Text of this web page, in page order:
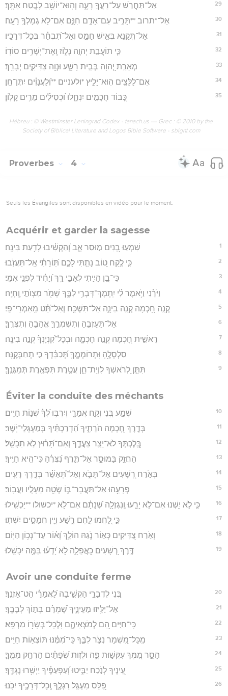
29 אַל־תַּחֲרֹ֣שׁ עַל־רֵעֲךָ֣ רָעָ֑ה וְהֽוּא־יוֹשֵׁ֖ב לָבֶ֣טַח אִתָּֽךְ׃
30 אַל־*תרוב **תָּרִ֣יב עִם־אָדָ֣ם חִנָּ֑ם אִם־לֹ֖א גְמָלְךָ֣ רָעָֽה׃
31 אַל־תְּ֭קַנֵּא בְּאִ֣ישׁ חָמָ֑ס וְאַל־תִּ֝בְחַ֗ר בְּכָל־דְּרָכָֽיו׃
32 כִּ֤י תוֹעֲבַ֣ת יְהוָ֣ה נָל֑וֹז וְֽאֶת־יְשָׁרִ֥ים סוֹדֽוֹ׃
33 מְאֵרַ֣ת יְ֭הוָה בְּבֵ֣ית רָשָׁ֑ע וּנְוֵ֖ה צַדִּיקִ֣ים יְבָרֵֽךְ׃
34 אִם־לַלֵּצִ֥ים הֽוּא־יָלִ֑יץ *ולעניים **וְ֝לַעֲנָוִ֗ים יִתֶּן־חֵֽן׃
35 כָּ֭בוֹד חֲכָמִ֣ים יִנְחָ֑לוּ וּ֝כְסִילִ֗ים מֵרִ֥ים קָלֽוֹן׃
Hébreu : © Westminster Leningrad Codex - tanach.us --- Grec : © 2010 by the
Society of Biblical Literature and Logos Bible Software - sblgnt.com
Proverbes 4
Seuls les Évangiles sont disponibles en vidéo pour le moment.
Acquérir et garder la sagesse
1 שִׁמְע֣וּ בָ֭נִים מ֣וּסַר אָ֑ב וְ֝הַקְשִׁ֗יבוּ לָדַ֥עַת בִּינָֽה׃
2 כִּ֤י לֶ֣קַח ט֭וֹב נָתַ֣תִּי לָכֶ֑ם תּֽ֝וֹרָתִ֗י אַֽל־תַּעֲזֹֽבוּ׃
3 כִּי־בֵ֭ן הָיִ֣יתִי לְאָבִ֑י רַ֥ךְ וְ֝יָחִ֗יד לִפְנֵ֥י אִמִּֽי׃
4 וַיֹּרֵ֗נִי וַיֹּ֥אמֶר לִ֗י יִֽתְמָךְ־דְּבָרַ֥י לִבֶּ֑ךָ שְׁמֹ֖ר מִצְוֺתַ֣י וֶֽחְיֵֽה׃
5 קְנֵ֣ה חָ֭כְמָה קְנֵ֣ה בִינָ֑ה אַל־תִּשְׁכַּ֥ח וְאַל־תֵּ֝֗ט מֵֽאִמְרֵי־פִֽי׃
6 אַל־תַּעַזְבֶ֥הָ וְתִשְׁמְרֶ֑ךָּ אֱהָבֶ֥הָ וְתִצְּרֶֽךָּ׃
7 רֵאשִׁ֣ית חָ֭כְמָה קְנֵ֣ה חָכְמָ֑ה וּבְכָל־קִ֝נְיָנְךָ֗ קְנֵ֣ה בִינָֽה׃
8 סַלְסְלֶ֥הָ וּֽתְרוֹמְמֶ֑ךָּ תְּ֝כַבֵּ֗דְךָ כִּ֣י תְחַבְּקֶֽנָּה׃
9 תִּתֵּ֣ן לְ֭רֹאשְׁךָ לִוְיַת־חֵ֑ן עֲטֶ֖רֶת תִּפְאֶ֣רֶת תְּמַגְּנֶֽךָּ׃
Éviter la conduite des méchants
10 שְׁמַ֣ע בְּ֭נִי וְקַ֣ח אֲמָרָ֑י וְיִרְבּ֥וּ לְ֝ךָ֗ שְׁנ֣וֹת חַיִּֽים׃
11 בְּדֶ֣רֶךְ חָ֭כְמָה הֹרֵתִ֑יךָ הִ֝דְרַכְתִּ֗יךָ בְּמַעְגְּלֵי־יֹֽשֶׁר׃
12 בְּֽ֭לֶכְתְּךָ לֹא־יֵצַ֣ר צַעֲדֶ֑ךָ וְאִם־תָּ֝ר֗וּץ לֹ֣א תִכָּשֵֽׁל׃
13 הַחֲזֵ֣ק בַּמּוּסָ֣ר אַל־תֶּ֑רֶף נִ֝צְּרֶ֗הָ כִּי־הִ֥יא חַיֶּֽיךָ׃
14 בְּאֹ֣רַח רְ֭שָׁעִים אַל־תָּבֹ֑א וְאַל־תְּ֝אַשֵּׁ֗ר בְּדֶ֣רֶךְ רָעִֽים׃
15 פְּרָעֵ֥הוּ אַל־תַּעֲבָר־בּ֑וֹ שְׂטֵ֖ה מֵעָלָ֣יו וַעֲבֽוֹר׃
16 כִּ֤י לֹ֣א יִֽ֭שְׁנוּ אִם־לֹ֣א יָרֵ֑עוּ וְֽנִגְזְלָ֥ה שְׁ֝נָתָ֗ם אִם־לֹ֥א *יכשולו **יַכְשִֽׁילוּ׃
17 כִּ֣י לָ֭חֲמוּ לֶ֣חֶם רֶ֑שַׁע וְיֵ֖ין חֲמָסִ֣ים יִשְׁתּֽוּ׃
18 וְאֹ֣רַח צַ֭דִּיקִים כְּא֣וֹר נֹ֑גַהּ הוֹלֵ֥ךְ וָ֝א֗וֹר עַד־נְכ֥וֹן הַיּֽוֹם׃
19 דֶּ֣רֶךְ רְ֭שָׁעִים כָּֽאֲפֵלָ֑ה לֹ֥א יָ֝דְע֗וּ בַּמֶּ֥ה יִכָּשֵֽׁלוּ׃
Avoir une conduite ferme
20 בְּ֭נִי לִדְבָרַ֣י הַקְשִׁ֑יבָה לַ֝אֲמָרַ֗י הַט־אָזְנֶֽךָ׃
21 אַל־יַלִּ֥יזוּ מֵעֵינֶ֑יךָ שָׁ֝מְרֵ֗ם בְּת֣וֹךְ לְבָבֶֽךָ׃
22 כִּֽי־חַיִּ֣ים הֵ֭ם לְמֹצְאֵיהֶ֑ם וּֽלְכָל־בְּשָׂר֥וֹ מַרְפֵּֽא׃
23 מִֽכָּל־מִ֭שְׁמָר נְצֹ֣ר לִבֶּ֑ךָ כִּֽי־מִ֝מֶּ֗נּוּ תּוֹצְא֥וֹת חַיִּֽים׃
24 הָסֵ֣ר מִ֭מְּךָ עִקְּשׁ֣וּת פֶּ֑ה וּלְז֥וּת שְׂ֝פָתַ֗יִם הַרְחֵ֥ק מִמֶּֽךָּ׃
25 עֵ֭ינֶיךָ לְנֹ֣כַח יַבִּ֑יטוּ וְ֝עַפְעַפֶּ֗יךָ יַיְשִׁ֥רוּ נֶגְדֶּֽךָ׃
26 פַּ֭לֵּס מַעְגַּ֣ל רַגְלֶ֑ךָ וְֽכָל־דְּרָכֶ֥יךָ יִכֹּֽנוּ׃